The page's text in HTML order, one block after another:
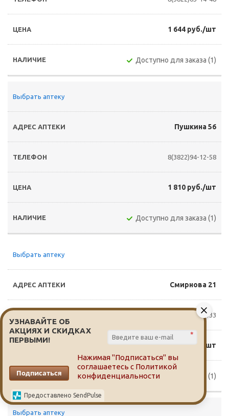
1 644 руб./шт
Доступно для заказа (1)
Выбрать аптеку
Пушкина 56
8(3822)94-12-58
1 810 руб./шт
Доступно для заказа (1)
Выбрать аптеку
Смирнова 21
8(3822)760-333
1 900 руб./шт
Доступно для заказа (1)
Выбрать аптеку
УЗНАВАЙТЕ ОБ
АКЦИЯХ И СКИДКАХ
ПЕРВЫМИ!
*
Подписаться
Нажимая "Подписаться" вы
соглашаетесь с Политикой
конфиденциальности
Предоставлено SendPulse